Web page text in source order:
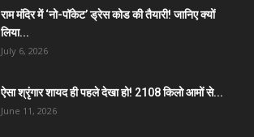
राम मंदिर में ‘नो-पॉकेट’ ड्रेस कोड की तैयारी! जानिए क्यों
लिया...
July 6, 2026
ऐसा श्रृंगार शायद ही पहले देखा हो! 2108 किलो आमों से...
June 11, 2026